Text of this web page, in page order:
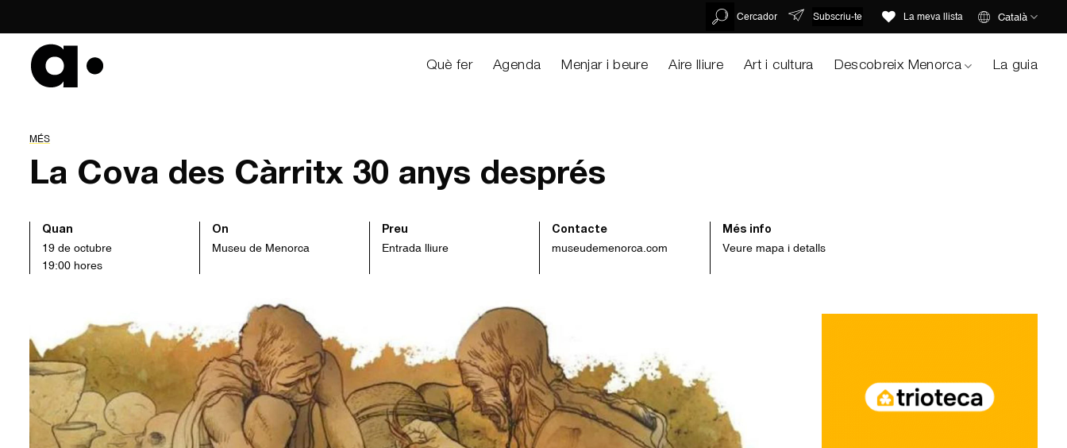
content
Cercador Subscriu-te La meva llista Català
Què fer Agenda Menjar i beure Aire lliure Art i cultura Descobreix Menorca La guia
MÉS
La Cova des Càrritx 30 anys després
Quan
19 de octubre
19:00 hores
On
Museu de Menorca
Preu
Entrada lliure
Contacte
museudemenorca.com
Més info
Veure mapa i detalls